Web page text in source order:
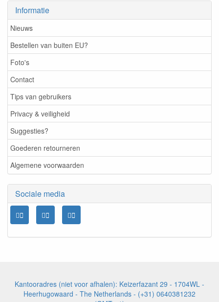
Informatie
Nieuws
Bestellen van buiten EU?
Foto's
Contact
Tips van gebruikers
Privacy & veiligheid
Suggesties?
Goederen retourneren
Algemene voorwaarden
Sociale media
Kantooradres (niet voor afhalen): Keizerfazant 29 - 1704WL -
Heerhugowaard - The Netherlands - (+31) 0640381232